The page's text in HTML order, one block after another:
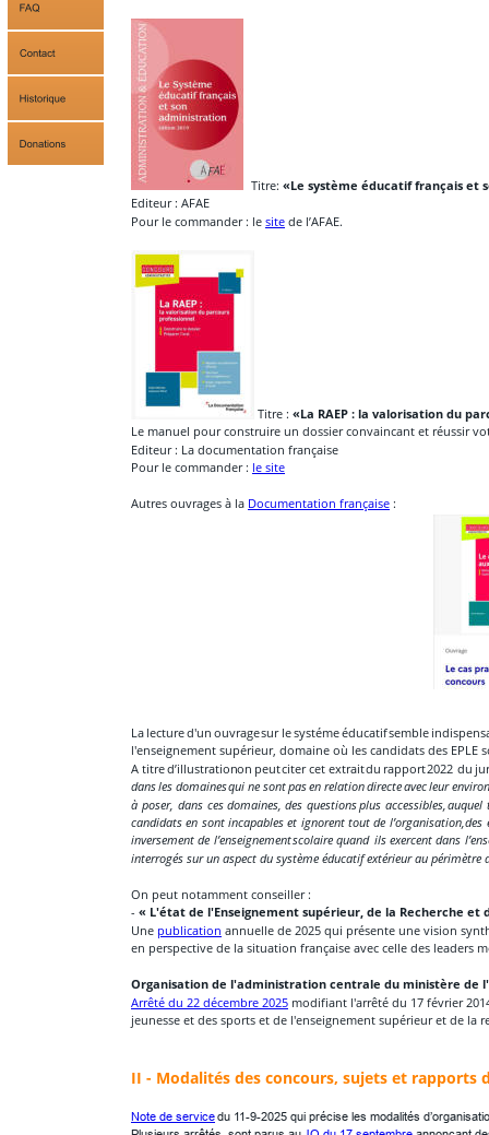
  Titre:
«Le système éducatif français et
Editeur : AFAE
Pour le commander : le site de l’AFAE.
Titre : «La RAEP : la valorisation du
Le manuel pour construire un dossier convaincant et réussir
Editeur : La documentation française
Pour le commander : le site
Autres ouvrages à la Documentation française :
La lectured'un ouvragesur lesystémeéducatifsemble
l'enseignement supérieur, domaine où les candidats des EPLE
A titred’illustrationon peutcitercet extraitdu rapport2022 du
dansles domainesqui ne sontpasen relationdirecteavecleur
à poser, dans ces domaines, des questionsplus accessibles, auquel
candidats en sont incapables et ignorent tout de l’organisation,des
inversement de l’enseignementscolaire quand ils exercent dans
interrogés sur un aspect du système éducatif extérieur au
On peut notamment conseiller :
- « L'état de l'Enseignement supérieur, de la Recherche et
Une publication annuelle de 2025 qui présente une vision
en perspective de la situation française avec celle des leaders
Organisation de l'administration centrale du ministère de
Arrêté du 22 décembre 2025 modifiant l'arrêté du 17 février
jeunesse et des sports et de l'enseignement supérieur et de la
II - Modalités des concours, sujets et rapports
Note de service du 11-9-2025 qui précise les modalités